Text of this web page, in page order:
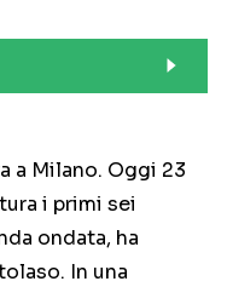
a Milano. Oggi 23
i primi sei
ondata, ha
In una